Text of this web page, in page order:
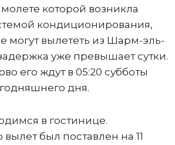
которой возникла
кондиционирования,
могут вылететь из Шарм-эль-
уже превышает сутки.
его ждут в 05:20 субботы
дня.
в гостинице.
был поставлен на 11